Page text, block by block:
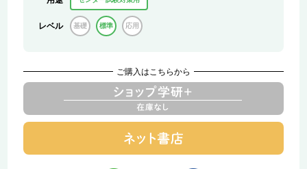
レベル 基礎 標準 応用
ご購入はこちらから